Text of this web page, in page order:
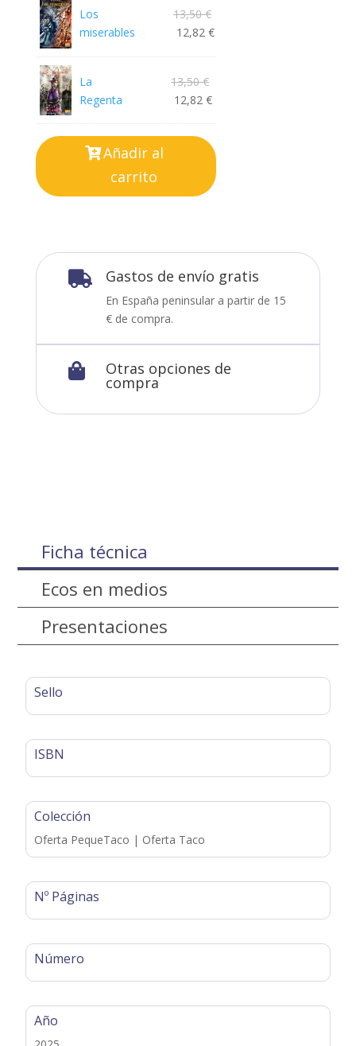
era:
27,00 €.
es:
15,00 €.
Los
miserables
13,50€
12,82 €
La
Regenta
13,50€
12,82€
Añadir al
carrito
 Gastos de envío gratis
En España peninsular a partir de 15
€ de compra.
 Otras opciones de
compra
Ficha técnica
Ecos en medios
Presentaciones
Sello
ISBN
Colección
Oferta PequeTaco | Oferta Taco
Nº Páginas
Número
Año